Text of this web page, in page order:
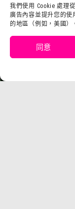
我們使用 Cookie 處理
廣告內容並提升您的使
的地區（例如，美國）
同意
利用規約
プライバシーポ
プresuririsu